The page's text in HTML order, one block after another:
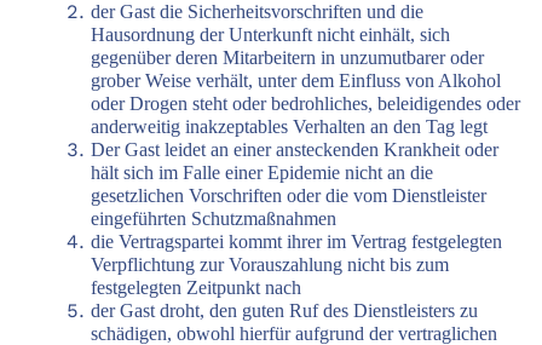
der Gast die Sicherheitsvorschriften und die
Hausordnung der Unterkunft nicht einhält, sich
gegenüber deren Mitarbeitern in unzumutbarer oder
grober Weise verhält, unter dem Einfluss von Alkohol
oder Drogen steht oder bedrohliches, beleidigendes oder
anderweitig inakzeptables Verhalten an den Tag legt
Der Gast leidet an einer ansteckenden Krankheit oder
hält sich im Falle einer Epidemie nicht an die
gesetzlichen Vorschriften oder die vom Dienstleister
eingeführten Schutzmaßnahmen
die Vertragspartei kommt ihrer im Vertrag festgelegten
Verpflichtung zur Vorauszahlung nicht bis zum
festgelegten Zeitpunkt nach
der Gast droht, den guten Ruf des Dienstleisters zu
schädigen, obwohl hierfür aufgrund der vertraglichen